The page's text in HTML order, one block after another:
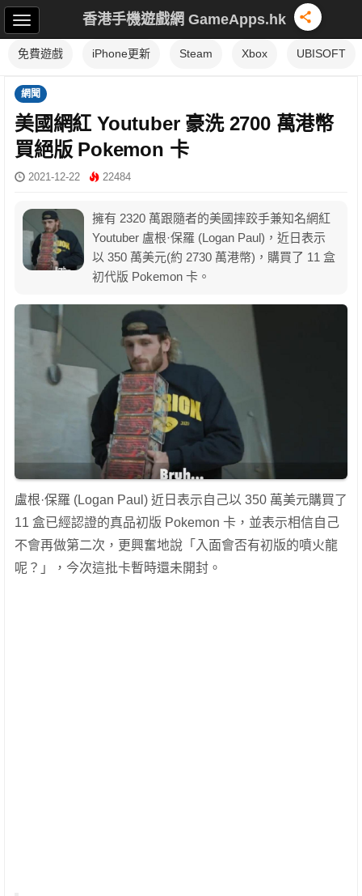
香港手機遊戲網 GameApps.hk
免費遊戲 iPhone更新 Steam Xbox UBISOFT
網聞
美國網紅 Youtuber 豪洗 2700 萬港幣
買絕版 Pokemon 卡
2021-12-22 22484
擁有 2320 萬跟隨者的美國摔跤手兼知名網紅
Youtuber 盧根·保羅 (Logan Paul)，近日表示
以 350 萬美元(約 2730 萬港幣)，購買了 11 盒
初代版 Pokemon 卡。
盧根·保羅 (Logan Paul) 近日表示自己以 350 萬美元購買了
11 盒已經認證的真品初版 Pokemon 卡，並表示相信自己
不會再做第二次，更興奮地說「入面會否有初版的噴火龍
呢？」，今次這批卡暫時還未開封。